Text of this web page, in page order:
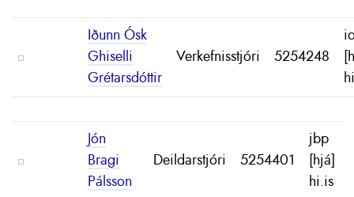
Iðunn Ósk
Ghiselli
Grétarsdóttir
Verkefnisstjóri 5254248
Jón
Bragi
Pálsson
Deildarstjóri 5254401
jbp
[hjá]
hi.is